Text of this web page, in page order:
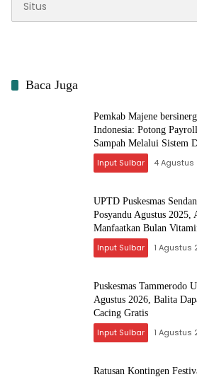
Baca Juga
Pemkab Majene
Indonesia: Potong
Sampah Melalui Sistem
Input Sulbar 4 Agustus
UPTD Puskesmas
Posyandu Agustus 2025,
Manfaatkan Bulan
Input Sulbar 1 Agustus
Puskesmas Tammerodo
Agustus 2026, Balita
Cacing Gratis
Input Sulbar 1 Agustus
Ratusan Kontingen Festival Merah Putih Pamboang,